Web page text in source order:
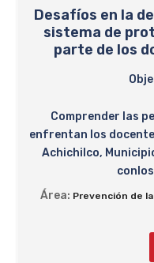
Desafíos en la
sistema de
parte de los
Comprender las
enfrentan los
Achichilco,
Área: Prevención de